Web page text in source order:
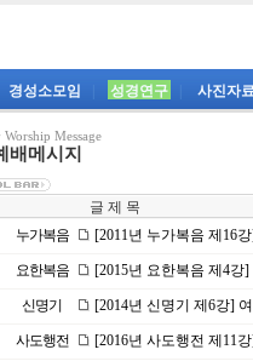
경성소모임 성경연구 사진자
Worship Message
배메시지
글 제 목
누가복음 [2011년 누가복음 제16
요한복음 [2015년 요한복음 제4강
신명기 [2014년 신명기 제6강]
사도행전 [2016년 사도행전 제11